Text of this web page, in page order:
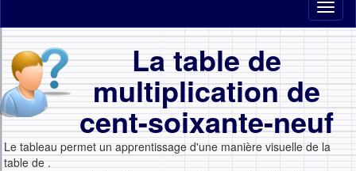
La table de
multiplication de
cent-soixante-neuf
Le tableau permet un apprentissage d'une manière visuelle de la
table de .